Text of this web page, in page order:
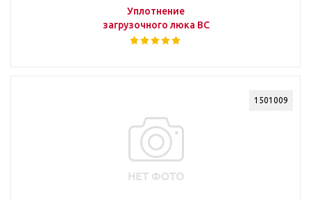
Уплотнение
загрузочного люка ВС
1501009